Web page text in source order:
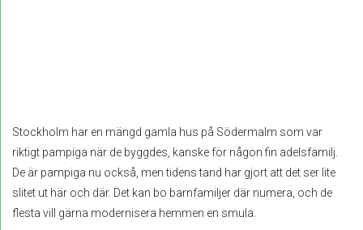
Stockholm har en mängd gamla hus på Södermalm som var
riktigt pampiga när de byggdes, kanske för någon fin adelsfamilj.
De är pampiga nu också, men tidens tand har gjort att det ser lite
slitet ut här och där. Det kan bo barnfamiljer där numera, och de
flesta vill gärna modernisera hemmen en smula.